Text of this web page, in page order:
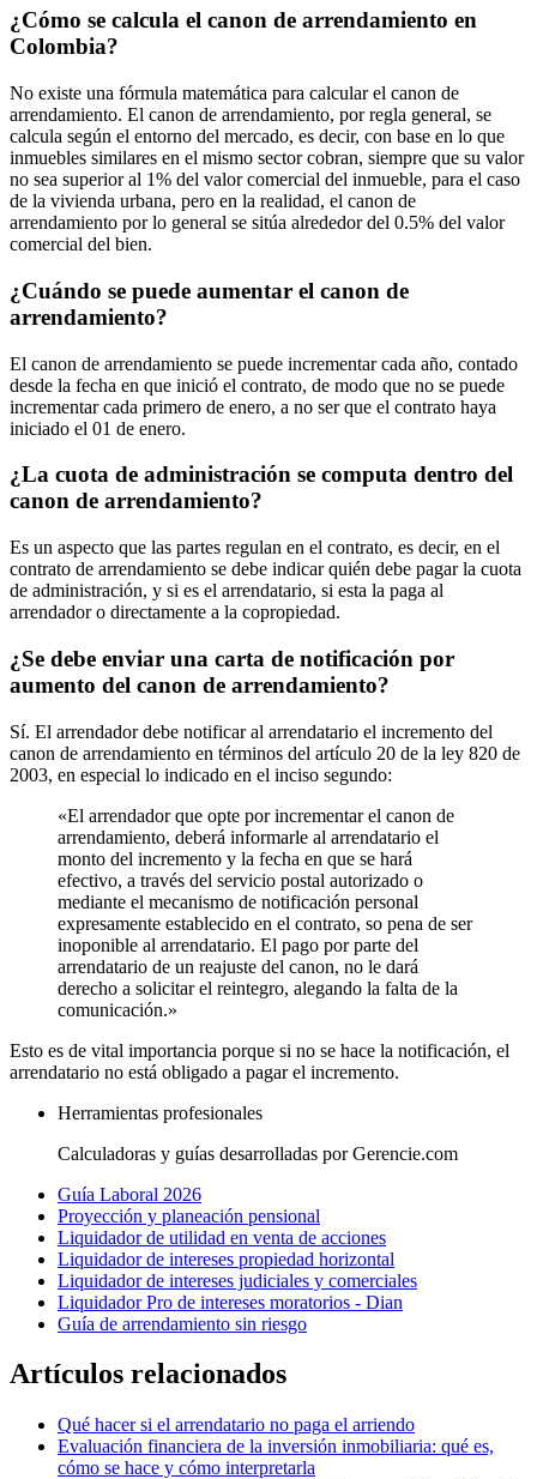
¿Cómo se calcula el canon de arrendamiento en
Colombia?
No existe una fórmula matemática para calcular el canon de
arrendamiento. El canon de arrendamiento, por regla general, se
calcula según el entorno del mercado, es decir, con base en lo que
inmuebles similares en el mismo sector cobran, siempre que su valor
no sea superior al 1% del valor comercial del inmueble, para el caso
de la vivienda urbana, pero en la realidad, el canon de
arrendamiento por lo general se sitúa alrededor del 0.5% del valor
comercial del bien.
¿Cuándo se puede aumentar el canon de
arrendamiento?
El canon de arrendamiento se puede incrementar cada año, contado
desde la fecha en que inició el contrato, de modo que no se puede
incrementar cada primero de enero, a no ser que el contrato haya
iniciado el 01 de enero.
¿La cuota de administración se computa dentro del
canon de arrendamiento?
Es un aspecto que las partes regulan en el contrato, es decir, en el
contrato de arrendamiento se debe indicar quién debe pagar la cuota
de administración, y si es el arrendatario, si esta la paga al
arrendador o directamente a la copropiedad.
¿Se debe enviar una carta de notificación por
aumento del canon de arrendamiento?
Sí. El arrendador debe notificar al arrendatario el incremento del
canon de arrendamiento en términos del artículo 20 de la ley 820 de
2003, en especial lo indicado en el inciso segundo:
«El arrendador que opte por incrementar el canon de
arrendamiento, deberá informarle al arrendatario el
monto del incremento y la fecha en que se hará
efectivo, a través del servicio postal autorizado o
mediante el mecanismo de notificación personal
expresamente establecido en el contrato, so pena de ser
inoponible al arrendatario. El pago por parte del
arrendatario de un reajuste del canon, no le dará
derecho a solicitar el reintegro, alegando la falta de la
comunicación.»
Esto es de vital importancia porque si no se hace la notificación, el
arrendatario no está obligado a pagar el incremento.
Herramientas profesionales
Calculadoras y guías desarrolladas por Gerencie.com
Guía Laboral 2026
Proyección y planeación pensional
Liquidador de utilidad en venta de acciones
Liquidador de intereses propiedad horizontal
Liquidador de intereses judiciales y comerciales
Liquidador Pro de intereses moratorios - Dian
Guía de arrendamiento sin riesgo
Artículos relacionados
Qué hacer si el arrendatario no paga el arriendo
Evaluación financiera de la inversión inmobiliaria: qué es,
cómo se hace y cómo interpretarla